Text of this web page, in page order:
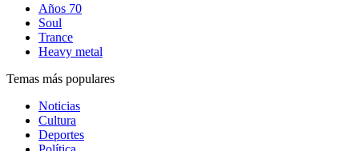
Años 70
Soul
Trance
Heavy metal
Temas más populares
Noticias
Cultura
Deportes